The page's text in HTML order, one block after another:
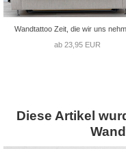
Wandtattoo Zeit, die wir uns
ab 23,95 EUR
Diese Artikel